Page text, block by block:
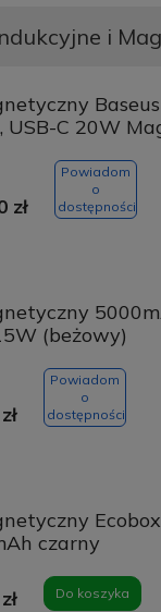
i
C 20W
zł
Powiadom
o
dostępności
(beżowy)
Powiadom
o
dostępności
czarny
Do koszyka